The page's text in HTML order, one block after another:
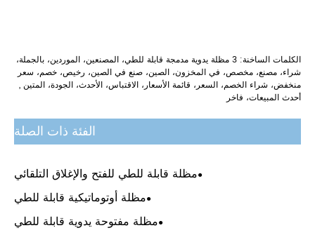
الكلمات الساخنة: 3 مظلة يدوية مدمجة قابلة للطي، المصنعين، الموردين، بالجملة،
شراء، مصنع، مخصص، في المخزون، الصين، صنع في الصين، رخيص، خصم، سعر
منخفض، شراء الخصم، السعر، قائمة الأسعار، الاقتباس، الأحدث، الجودة، المتين ,
أحدث المبيعات، فاخر
الفئة ذات الصلة
مظلة قابلة للطي للفتح والإغلاق التلقائي
مظلة أوتوماتيكية قابلة للطي
مظلة مفتوحة يدوية قابلة للطي